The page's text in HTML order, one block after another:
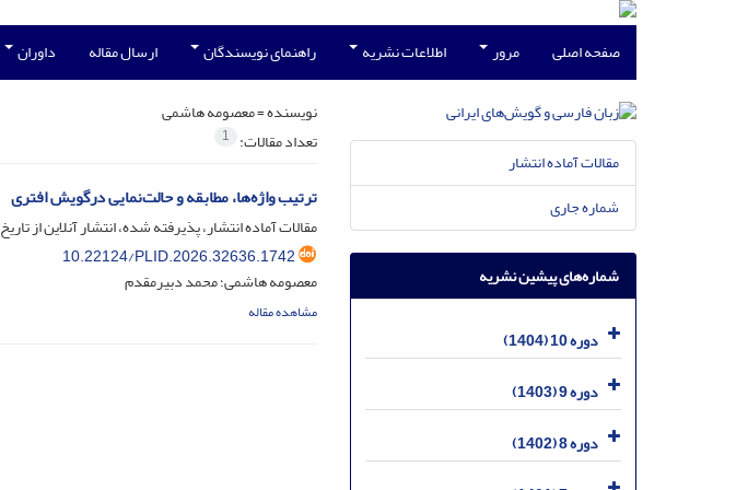
صفحه اصلی مرور اطلاعات نشریه راهنمای نویسندگان ارسال مقاله داوران
نویسنده =معصومه هاشمی
تعداد مقالات: 1
ترتیب واژه‌ها، مطابقه و حالت‌نمایی درگویش‌ افتری
مقالات آماده انتشار، پذیرفته شده، انتشار آنلاین از تاریخ
10.22124/PLID.2026.32636.1742
معصومه هاشمی؛ محمد دبیرمقدم
مشاهده مقاله
مقالات آماده انتشار
شماره جاری
شماره‌های پیشین نشریه
دوره 10 (1404)
دوره 9 (1403)
دوره 8 (1402)